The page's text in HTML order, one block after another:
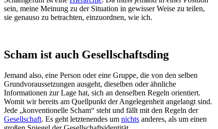
sein, meine Meinung zu der Situation in gewisser Weise zu teilen,
sie genauso zu betrachten, einzuordnen, wie ich.
Scham ist auch Gesellschaftsding
Jemand also, eine Person oder eine Gruppe, die von den selben
Grundvoraussetzungen ausgeht, dieselben oder ähnliche
Informationen zur Lage hat, sich an denselben Regeln orientiert.
Womit wir bereits am Quellpunkt der Angelegenheit angelangt sind.
Jede „konventionelle Scham“ steht und fällt mit den Regeln der
Gesellschaft. Es geht letztenendes um nichts anderes, als um einen